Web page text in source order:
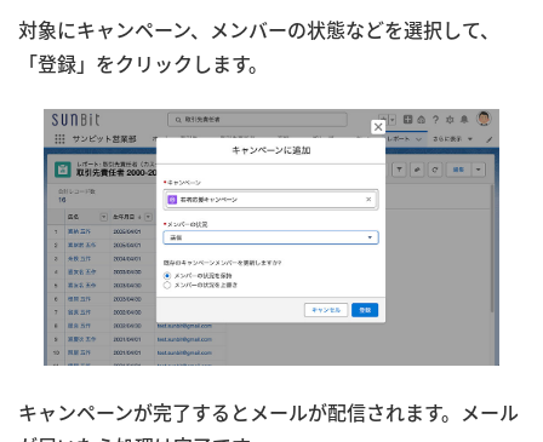
対象にキャンペーン、メンバーの状態などを選択して、
「登録」をクリックします。
キャンペーンが完了するとメールが配信されます。メール